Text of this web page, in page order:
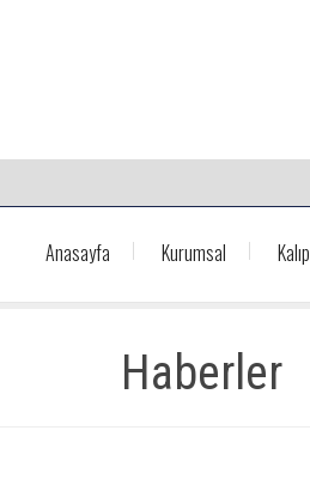
Anasayfa Kurumsal Kalıp
Haberler